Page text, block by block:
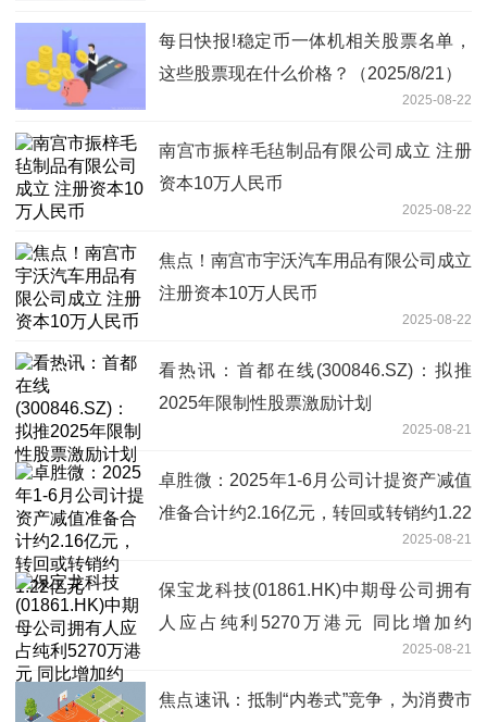
每日快报!稳定币一体机相关股票名单，
这些股票现在什么价格？（2025/8/21）
2025-08-22
南宫市振梓毛毡制品有限公司成立 注册
资本10万人民币
2025-08-22
焦点！南宫市宇沃汽车用品有限公司成立
注册资本10万人民币
2025-08-22
看热讯：首都在线(300846.SZ)：拟推
2025年限制性股票激励计划
2025-08-21
卓胜微：2025年1-6月公司计提资产减值
准备合计约2.16亿元，转回或转销约1.22
2025-08-21
保宝龙科技(01861.HK)中期母公司拥有
人应占纯利5270万港元 同比增加约
2025-08-21
焦点速讯：抵制“内卷式”竞争，为消费市